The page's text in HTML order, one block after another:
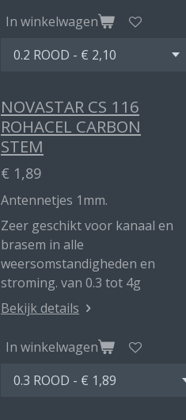
In winkelwagen
NOVASTAR CS 116
ROHACEL CARBON
STEM
€ 1,89
Antennetjes 1mm.
Zeer geschikt voor kanaal en
brasem in alle
weersomstandigheden en
stroming. van 0.3 tot 4g
Bekijk details
In winkelwagen